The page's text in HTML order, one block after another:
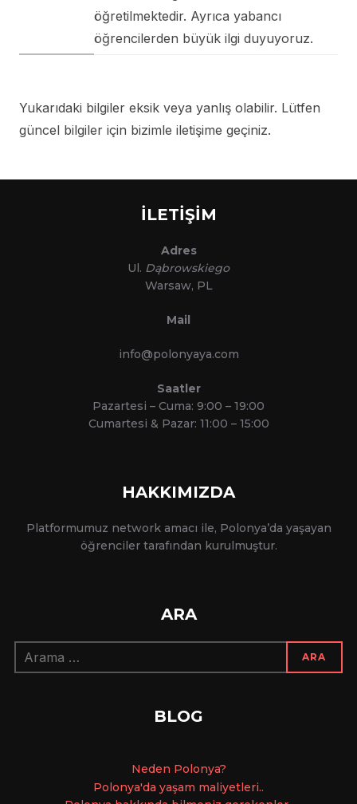
öğretilmektedir. Ayrıca yabancı
öğrencilerden büyük ilgi duyuyoruz.
Yukarıdaki bilgiler eksik veya yanlış olabilir. Lütfen
güncel bilgiler için bizimle iletişime geçiniz.
İLETİŞİM
Adres
Ul. Dąbrowskiego
Warsaw, PL
Mail
info@polonyaya.com
Saatler
Pazartesi – Cuma: 9:00 – 19:00
Cumartesi & Pazar: 11:00 – 15:00
HAKKIMIZDA
Platformumuz network amacı ile, Polonya’da yaşayan
öğrenciler tarafından kurulmuştur.
ARA
Arama:
ARA
BLOG
Neden Polonya?
Polonya'da yaşam maliyetleri..